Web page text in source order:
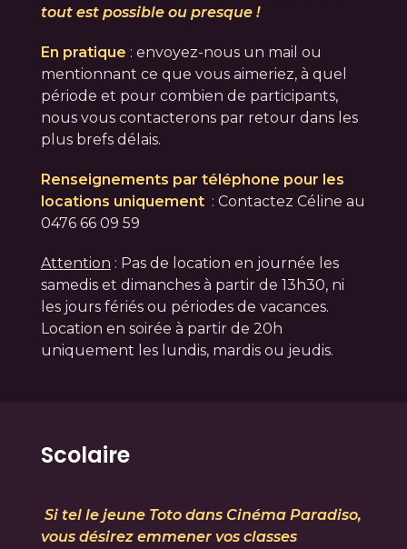
tout est possible ou presque !
En pratique : envoyez-nous un mail ou
mentionnant ce que vous aimeriez, à quel
période et pour combien de participants,
nous vous contacterons par retour dans les
plus brefs délais.
Renseignements par téléphone pour les
locations uniquement : Contactez Céline au
0476 66 09 59
Attention : Pas de location en journée les
samedis et dimanches à partir de 13h30, ni
les jours fériés ou périodes de vacances.
Location en soirée à partir de 20h
uniquement les lundis, mardis ou jeudis.
Scolaire
Si tel le jeune Toto dans Cinéma Paradiso,
vous désirez emmener vos classes